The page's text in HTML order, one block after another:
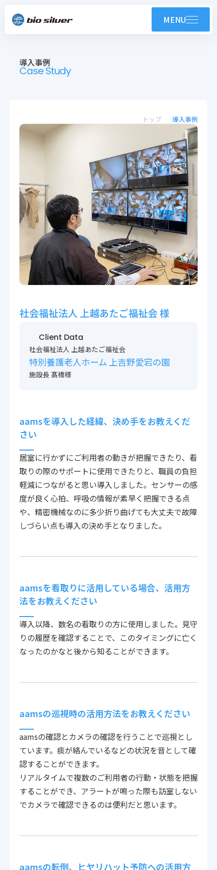
MENU
製品紹介
技術紹介・OEM
お知らせ
会社案内
株式会社バイオシルバー
〒222-0033
神奈川県横浜市港北区新横浜2-14-4 シルバービル1F
TEL : 045-548-5478
プライバシーポリシー
免責事項
各種サービス利用規約
導入事例
Case Study
トップ 導入事例
社会福祉法人 上越あたご福祉会 様
Client Data
社会福祉法人 上越あたご福祉会
特別養護老人ホーム 上吉野愛宕の園
施設長 髙橋様
aamsを導入した経緯、決め手をお教えくだ
さい
居室に行かずにご利用者の動きが把握できたり、看
取りの際のサポートに使用できたりと、職員の負担
軽減につながると思い導入しました。センサーの感
度が良く心拍、呼吸の情報が素早く把握できる点
や、精密機械なのに多少折り曲げても大丈夫で故障
しづらい点も導入の決め手となりました。
aamsを看取りに活用している場合、活用方
法をお教えください
導入以降、数名の看取りの方に使用しました。見守
りの履歴を確認することで、このタイミングに亡く
なったのかなと後から知ることができます。
aamsの巡視時の活用方法をお教えください
aamsの確認とカメラの確認を行うことで巡視とし
ています。痰が絡んでいるなどの状況を音として確
認することができます。
リアルタイムで複数のご利用者の行動・状態を把握
することができ、アラートが鳴った際も訪室しない
でカメラで確認できるのは便利だと思います。
aamsの転倒、ヒヤリハット予防への活用方